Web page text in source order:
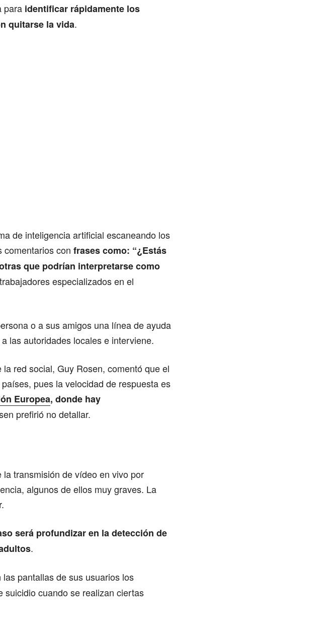
para identificar rápidamente los
quitarse la vida.
de inteligencia artificial escaneando los
comentarios con frases como: “¿Estás
que podrían interpretarse como
especializados en el
o a sus amigos una línea de ayuda
las autoridades locales e interviene.
red social, Guy Rosen, comentó que el
pues la velocidad de respuesta es
Europea, donde hay
prefirió no detallar.
transmisión de vídeo en vivo por
algunos de ellos muy graves. La
será profundizar en la detección de
.
las pantallas de sus usuarios los
suicidio cuando se realizan ciertas